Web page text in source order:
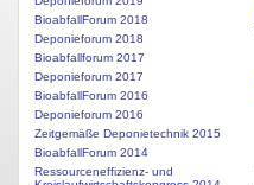
BioabfallForum 2018
Deponieforum 2018
Bioabfallforum 2017
Deponieforum 2017
BioabfallForum 2016
Deponieforum 2016
Zeitgemäße Deponietechnik 2015
BioabfallForum 2014
Ressourceneffizienz- und